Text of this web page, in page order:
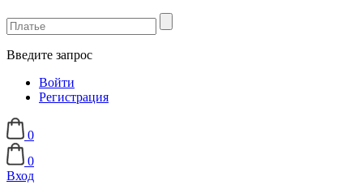
Введите запрос
Войти
Регистрация
0
0
Вход